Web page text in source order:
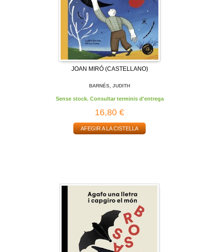
JOAN MIRÓ (CASTELLANO)
BARNÉS, JUDITH
Sense stock. Consultar terminis d'entrega
16,80 €
AFEGIR A LA CISTELLA